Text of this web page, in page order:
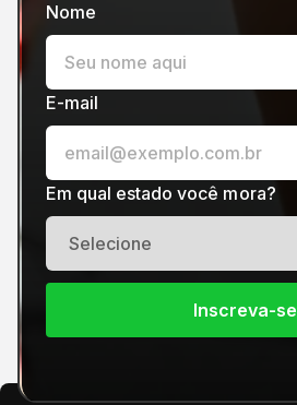
Nome
E-mail
Em qual estado você mora?
Inscreva-se